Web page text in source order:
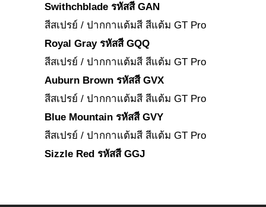
Swithchblade รหัสสี GAN
สีสเปรย์ / ปากกาแต้มสี สีแต้ม GT Pro
Royal Gray รหัสสี GQQ
สีสเปรย์ / ปากกาแต้มสี สีแต้ม GT Pro
Auburn Brown รหัสสี GVX
สีสเปรย์ / ปากกาแต้มสี สีแต้ม GT Pro
Blue Mountain รหัสสี GVY
สีสเปรย์ / ปากกาแต้มสี สีแต้ม GT Pro
Sizzle Red รหัสสี GGJ